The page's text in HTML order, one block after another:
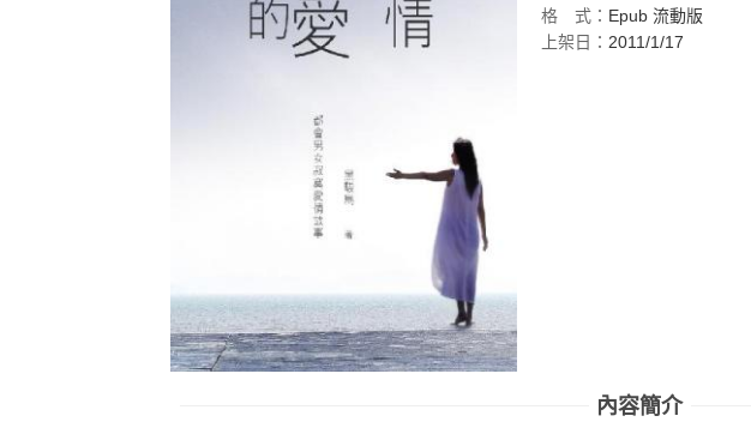
格
式： Epub 流動版
上架日： 2011/1/17
內容簡介